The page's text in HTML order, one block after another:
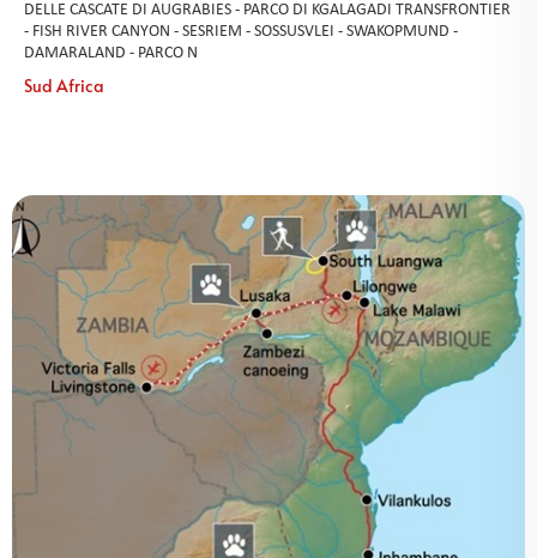
DELLE CASCATE DI AUGRABIES - PARCO DI KGALAGADI TRANSFRONTIER
- FISH RIVER CANYON - SESRIEM - SOSSUSVLEI - SWAKOPMUND -
DAMARALAND - PARCO N
Sud Africa